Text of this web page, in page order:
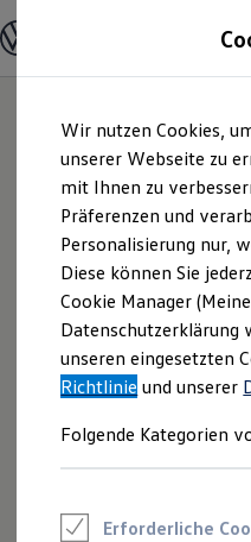
Hauptinhalt
springen
Footer
springen
Modelle und
Modelle
Elektroautos
ENERGY
Nutzfahrzeuge
SUV und CUV
Familienautos
Kombis
Kompaktwagen
Sportwagen
Schnell verfügbare
Angebote und Produkte
Aktuelle Angebote
E-Auto-Förderung
Volkswagen
Junge
Wir nutzen Cookies,
unserer Webseite zu
mit Ihnen zu
Präferenzen und
Personalisierung nur,
Diese können Sie
Cookie Manager
unseren eingesetzten
Richtlinie und unserer
Folgende Kategorien
Erforderliche